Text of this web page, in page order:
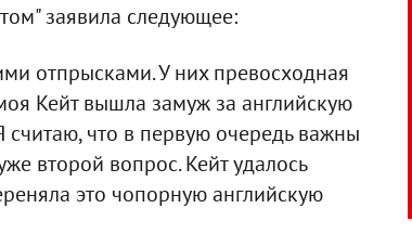
заявила следующее:
отпрысками. У них превосходная
Кейт вышла замуж за английскую
считаю, что в первую очередь важны
второй вопрос. Кейт удалось
это чопорную английскую